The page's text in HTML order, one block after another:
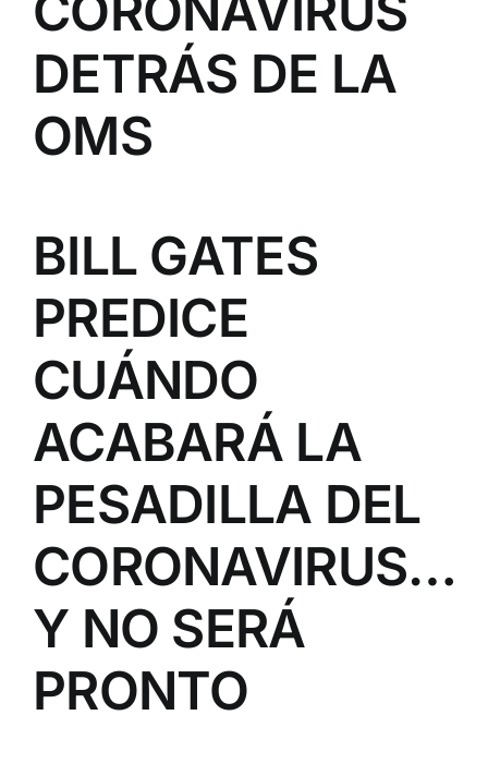
DETRÁS DE LA
OMS
BILL GATES
PREDICE
CUÁNDO
ACABARÁ LA
PESADILLA DEL
CORONAVIRUS…
Y NO SERÁ
PRONTO